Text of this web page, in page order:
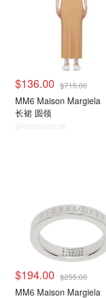
$136.00 $715.00
MM6 Maison Margiela
长裙 圆领
@dealmoon.ca
$194.00 $255.00
MM6 Maison Margiela